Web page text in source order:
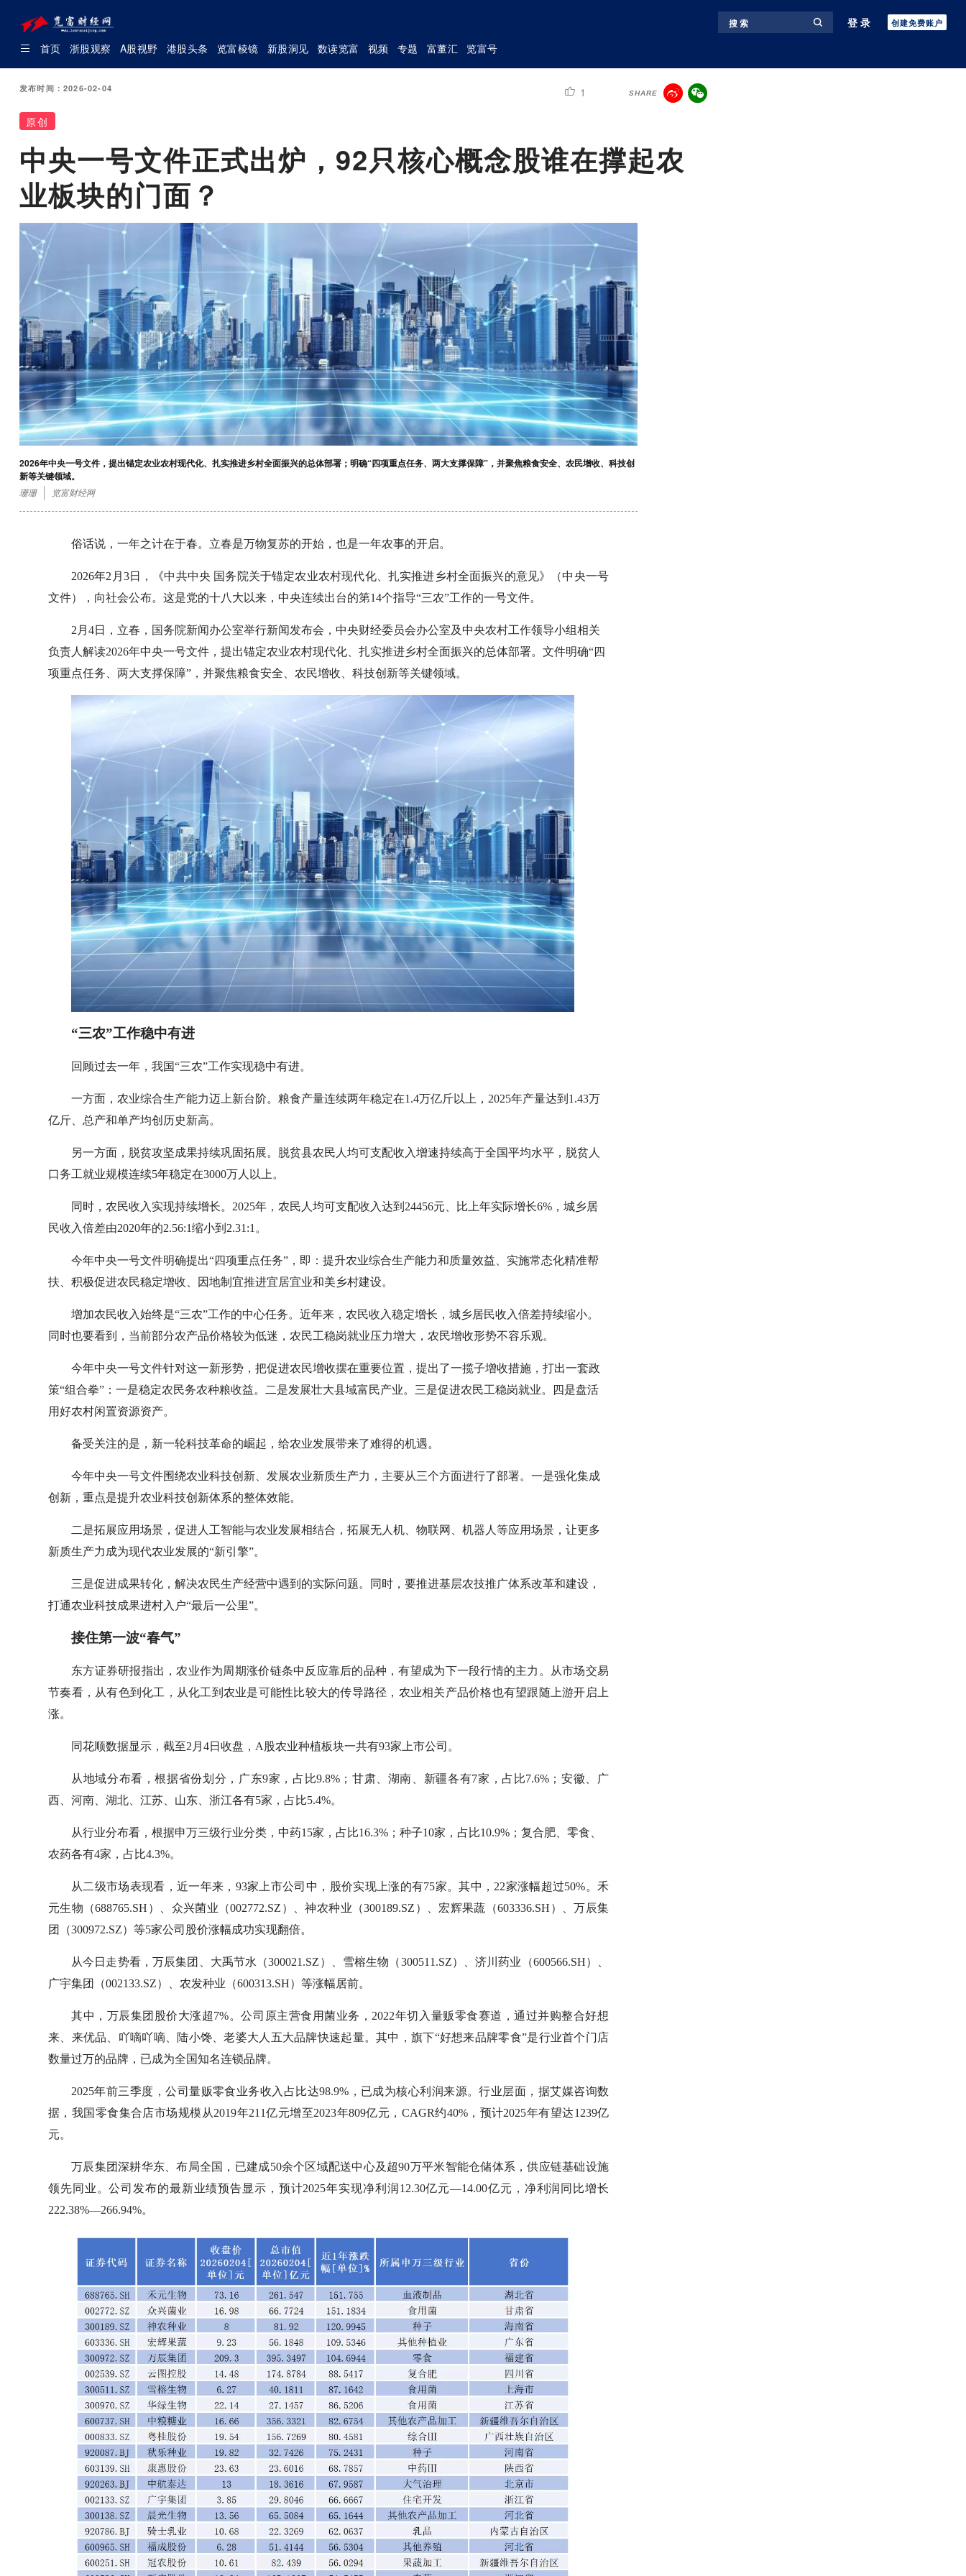
搜 索 登录 创建免费账户
首页 浙股观察 A股视野 港股头条 览富棱镜 新股洞见 数读览富 视频 专题 富董汇 览富号
发布时间：2026-02-04 1 SHARE
原创
中央一号文件正式出炉，92只核心概念股谁在撑起农
业板块的门面？
2026年中央一号文件，提出锚定农业农村现代化、扎实推进乡村全面振兴的总体部署；明确“四项重点任务、两大支撑保障”，并聚焦粮食安全、农民增收、科技创
新等关键领域。
珊珊 览富财经网
俗话说，一年之计在于春。立春是万物复苏的开始，也是一年农事的开启。
2026年2月3日，《中共中央 国务院关于锚定农业农村现代化、扎实推进乡村全面振兴的意见》（中央一号
文件），向社会公布。这是党的十八大以来，中央连续出台的第14个指导“三农”工作的一号文件。
2月4日，立春，国务院新闻办公室举行新闻发布会，中央财经委员会办公室及中央农村工作领导小组相关
负责人解读2026年中央一号文件，提出锚定农业农村现代化、扎实推进乡村全面振兴的总体部署。文件明确“四
项重点任务、两大支撑保障”，并聚焦粮食安全、农民增收、科技创新等关键领域。
“三农”工作稳中有进
回顾过去一年，我国“三农”工作实现稳中有进。
一方面，农业综合生产能力迈上新台阶。粮食产量连续两年稳定在1.4万亿斤以上，2025年产量达到1.43万
亿斤、总产和单产均创历史新高。
另一方面，脱贫攻坚成果持续巩固拓展。脱贫县农民人均可支配收入增速持续高于全国平均水平，脱贫人
口务工就业规模连续5年稳定在3000万人以上。
同时，农民收入实现持续增长。2025年，农民人均可支配收入达到24456元、比上年实际增长6%，城乡居
民收入倍差由2020年的2.56:1缩小到2.31:1。
今年中央一号文件明确提出“四项重点任务”，即：提升农业综合生产能力和质量效益、实施常态化精准帮
扶、积极促进农民稳定增收、因地制宜推进宜居宜业和美乡村建设。
增加农民收入始终是“三农”工作的中心任务。近年来，农民收入稳定增长，城乡居民收入倍差持续缩小。
同时也要看到，当前部分农产品价格较为低迷，农民工稳岗就业压力增大，农民增收形势不容乐观。
今年中央一号文件针对这一新形势，把促进农民增收摆在重要位置，提出了一揽子增收措施，打出一套政
策“组合拳”：一是稳定农民务农种粮收益。二是发展壮大县域富民产业。三是促进农民工稳岗就业。四是盘活
用好农村闲置资源资产。
备受关注的是，新一轮科技革命的崛起，给农业发展带来了难得的机遇。
今年中央一号文件围绕农业科技创新、发展农业新质生产力，主要从三个方面进行了部署。一是强化集成
创新，重点是提升农业科技创新体系的整体效能。
二是拓展应用场景，促进人工智能与农业发展相结合，拓展无人机、物联网、机器人等应用场景，让更多
新质生产力成为现代农业发展的“新引擎”。
三是促进成果转化，解决农民生产经营中遇到的实际问题。同时，要推进基层农技推广体系改革和建设，
打通农业科技成果进村入户“最后一公里”。
接住第一波“春气”
东方证券研报指出，农业作为周期涨价链条中反应靠后的品种，有望成为下一段行情的主力。从市场交易
节奏看，从有色到化工，从化工到农业是可能性比较大的传导路径，农业相关产品价格也有望跟随上游开启上
涨。
同花顺数据显示，截至2月4日收盘，A股农业种植板块一共有93家上市公司。
从地域分布看，根据省份划分，广东9家，占比9.8%；甘肃、湖南、新疆各有7家，占比7.6%；安徽、广
西、河南、湖北、江苏、山东、浙江各有5家，占比5.4%。
从行业分布看，根据申万三级行业分类，中药15家，占比16.3%；种子10家，占比10.9%；复合肥、零食、
农药各有4家，占比4.3%。
从二级市场表现看，近一年来，93家上市公司中，股价实现上涨的有75家。其中，22家涨幅超过50%。禾
元生物（688765.SH）、众兴菌业（002772.SZ）、神农种业（300189.SZ）、宏辉果蔬（603336.SH）、万辰集
团（300972.SZ）等5家公司股价涨幅成功实现翻倍。
从今日走势看，万辰集团、大禹节水（300021.SZ）、雪榕生物（300511.SZ）、济川药业（600566.SH）、
广宇集团（002133.SZ）、农发种业（600313.SH）等涨幅居前。
其中，万辰集团股价大涨超7%。公司原主营食用菌业务，2022年切入量贩零食赛道，通过并购整合好想
来、来优品、吖嘀吖嘀、陆小馋、老婆大人五大品牌快速起量。其中，旗下“好想来品牌零食”是行业首个门店
数量过万的品牌，已成为全国知名连锁品牌。
2025年前三季度，公司量贩零食业务收入占比达98.9%，已成为核心利润来源。行业层面，据艾媒咨询数
据，我国零食集合店市场规模从2019年211亿元增至2023年809亿元，CAGR约40%，预计2025年有望达1239亿
元。
万辰集团深耕华东、布局全国，已建成50余个区域配送中心及超90万平米智能仓储体系，供应链基础设施
领先同业。公司发布的最新业绩预告显示，预计2025年实现净利润12.30亿元—14.00亿元，净利润同比增长
222.38%—266.94%。